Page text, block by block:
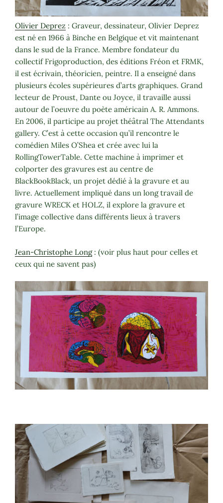
Olivier Deprez : Graveur, dessinateur, Olivier Deprez
est né en 1966 à Binche en Belgique et vit maintenant
dans le sud de la France. Membre fondateur du
collectif Frigoproduction, des éditions Fréon et FRMK,
il est écrivain, théoricien, peintre. Il a enseigné dans
plusieurs écoles supérieures d’arts graphiques. Grand
lecteur de Proust, Dante ou Joyce, il travaille aussi
autour de l’oeuvre du poète américain A. R. Ammons.
En 2006, il participe au projet théâtral The Attendants
gallery. C’est à cette occasion qu’il rencontre le
comédien Miles O’Shea et crée avec lui la
RollingTowerTable. Cette machine à imprimer et
colporter des gravures est au centre de
BlackBookBlack, un projet dédié à la gravure et au
livre. Actuellement impliqué dans un long travail de
gravure WRECK et HOLZ, il explore la gravure et
l’image collective dans différents lieux à travers
l’Europe.
Jean-Christophe Long: (voir plus haut pour celles et
ceux qui ne savent pas)